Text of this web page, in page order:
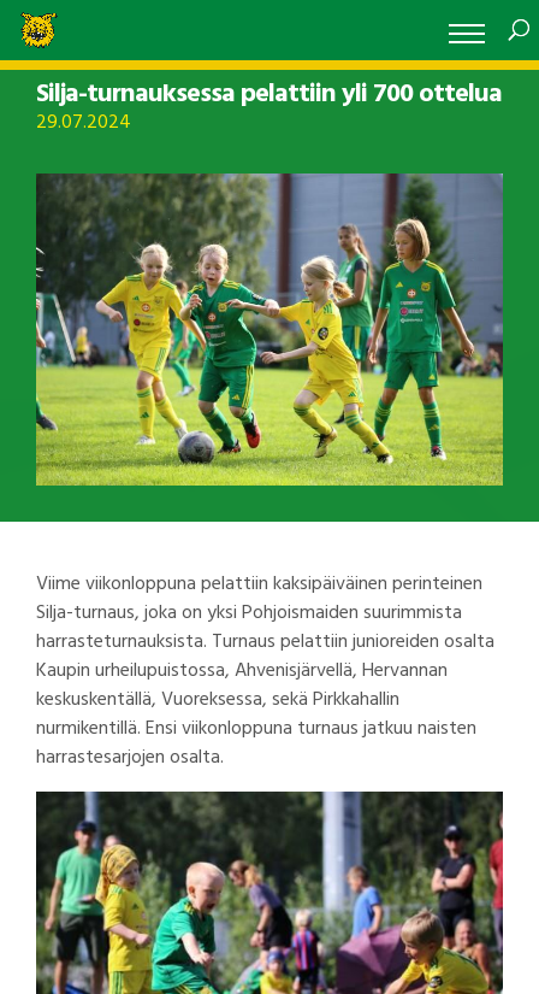
Silja-turnauksessa pelattiin yli 700 ottelua
29.07.2024
Viime viikonloppuna pelattiin kaksipäiväinen perinteinen
Silja-turnaus, joka on yksi Pohjoismaiden suurimmista
harrasteturnauksista. Turnaus pelattiin junioreiden osalta
Kaupin urheilupuistossa, Ahvenisjärvellä, Hervannan
keskuskentällä, Vuoreksessa, sekä Pirkkahallin
nurmikentillä. Ensi viikonloppuna turnaus jatkuu naisten
harrastesarjojen osalta.